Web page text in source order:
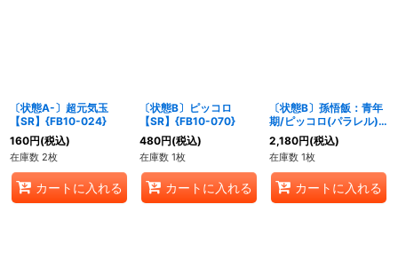
〔状態A-〕超元気玉
【SR】{FB10-024}
160円(税込)
在庫数 2枚
カートに入れる
〔状態B〕ピッコロ
【SR】{FB10-070}
480円(税込)
在庫数 1枚
カートに入れる
〔状態B〕孫悟飯：青年
期/ピッコロ(パラレル)
【R☆】{FB10-057}
2,180円(税込)
在庫数 1枚
カートに入れる